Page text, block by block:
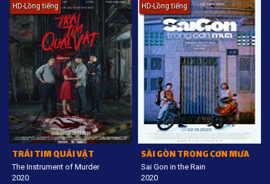
HD-Lồng tiếng
TRÁI TIM QUÁI VẬT
The Instrument of Murder
2020
HD-Lồng tiếng
SÀI GÒN TRONG CƠN MƯA
Sai Gon in the Rain
2020